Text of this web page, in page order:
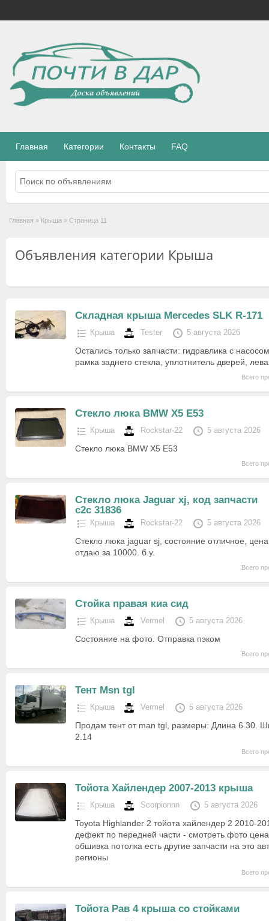
Главная Категории Контакты FAQ
Главная » Крыша » Страница 11
Объявления категории Крыша
Складная крыша Mercedes SLK R-171
Крыша Tester 5 августа 2026
Остались только запчасти: гидравлика с
рамка заднего стекла, уплотнитель дверей,
Всего
Стекло люка BMW X5 E53
Крыша Rockstar-22 5 августа 2026
Стекло люка BMW X5 E53
Всего
Стекло люка Jaguar xj, код запчасти
c2c 31836
Крыша Rockstar-22 5 августа 2026
Стекло люка jaguar sj, состояние отличное,
отдаю за 10000. б.у.
Всего
Стойка правая киа сид
Крыша Vermel 5 августа 2026
Состояние на фото. Отправка пэком
Всего
Тент Msn tgl
Крыша Vermel 5 августа 2026
Продам тент от man tgl, размеры: Длина 6.30.
2.14
Всего
Тойота Хайлендер 2007-2013 крыша
Крыша Scorpionnn 5 августа 2026
Toyota Highlander 2 тойота хайлендер 2 2010-
дефект по передней части - смотреть фото
обшивка потолка есть другие запчасти на это
регионы
Всего
Тойота Рав 4 крыша со стойками